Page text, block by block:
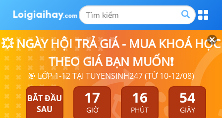
💥 NGÀY HỘI TRẢ GIÁ - MUA KHOÁ HỌC
THEO GIÁ BẠN MUỐN❗
🎯 LỚP 1-12 TẠI TUYENSINH247 (TỪ 10-12/08)
BẮT ĐẦU
SAU
17
GIỜ
16
PHÚT
53
GIÂY